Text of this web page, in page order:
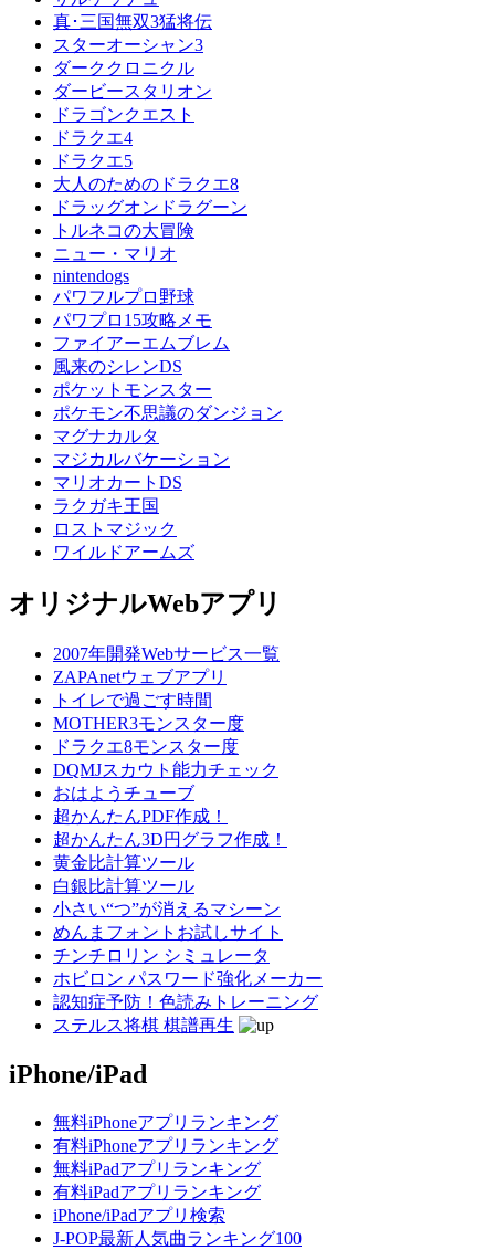
真･三国無双3猛将伝
スターオーシャン3
ダーククロニクル
ダービースタリオン
ドラゴンクエスト
ドラクエ4
ドラクエ5
大人のためのドラクエ8
ドラッグオンドラグーン
トルネコの大冒険
ニュー・マリオ
nintendogs
パワフルプロ野球
パワプロ15攻略メモ
ファイアーエムブレム
風来のシレンDS
ポケットモンスター
ポケモン不思議のダンジョン
マグナカルタ
マジカルバケーション
マリオカートDS
ラクガキ王国
ロストマジック
ワイルドアームズ
オリジナルWebアプリ
2007年開発Webサービス一覧
ZAPAnetウェブアプリ
トイレで過ごす時間
MOTHER3モンスター度
ドラクエ8モンスター度
DQMJスカウト能力チェック
おはようチューブ
超かんたんPDF作成！
超かんたん3D円グラフ作成！
黄金比計算ツール
白銀比計算ツール
小さい“つ”が消えるマシーン
めんまフォントお試しサイト
チンチロリン シミュレータ
ホビロン パスワード強化メーカー
認知症予防！色読みトレーニング
ステルス将棋 棋譜再生
iPhone/iPad
無料iPhoneアプリランキング
有料iPhoneアプリランキング
無料iPadアプリランキング
有料iPadアプリランキング
iPhone/iPadアプリ検索
J-POP最新人気曲ランキング100